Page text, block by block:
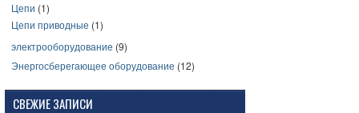
Цепи (1)
Цепи приводные (1)
электрооборудование (9)
Энергосберегающее оборудование (12)
СВЕЖИЕ ЗАПИСИ